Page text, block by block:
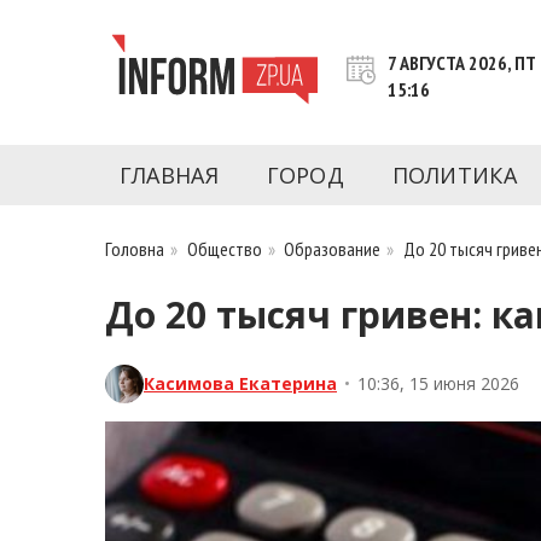
INFORM.ZP.UA – это информационный
последние новости Запорожья и
7 АВГУСТА 2026, ПТ
15:16
ГЛАВНАЯ ГОРОД ПОЛИТИКА
Головна » Общество »Образование » До 20 тысяч
До 20 тысяч гривен:
Касимова Екатерина • 10:36, 15 июня 2026